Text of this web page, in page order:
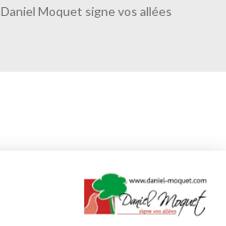
Daniel Moquet signe vos allées